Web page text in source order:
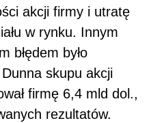
akcji firmy i utratę
w rynku. Innym
błędem było
skupu akcji
firmę 6,4 mld dol.,
rezultatów.